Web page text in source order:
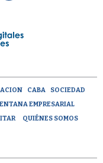
CABA
SOCIEDAD
EMPRESARIAL
QUIÉNES SOMOS